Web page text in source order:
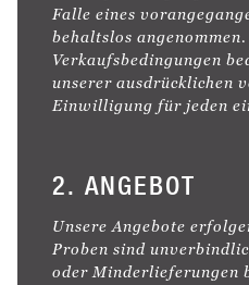
Falle eines
behaltslos
Verkaufsbedingungen
unserer ausdrücklichen
Einwilligung für jeden
2. ANGEBOT
Unsere Angebote
Proben sind
oder Minderlieferungen